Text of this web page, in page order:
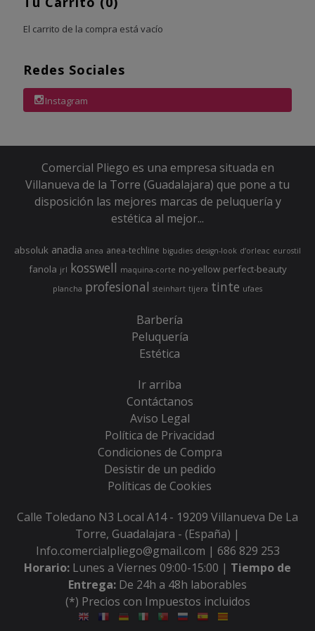
El carrito de la compra está vacío
Redes Sociales
Instagram
Comercial Pliego es una empresa situada en
Villanueva de la Torre (Guadalajara) que pone a tu
disposición las mejores marcas de peluquería y
estética al mejor...
absoluk anadia anea anea-techline bigudies design-look d’orleac eurostil
fanola jrl kosswell maquina-corte no-yellow perfect-beauty
plancha profesional steinhart tijera tinte ufaes
Barbería
Peluquería
Estética
Ir arriba
Contáctanos
Aviso Legal
Política de Privacidad
Condiciones de Compra
Desistir de un pedido
Políticas de Cookies
Calle Toledano N3 Local A14 - 19209 Villanueva De La
Torre, Guadalajara - (España) |
Info.comercialpliego@gmail.com | 686 829 253
Horario: Lunes a Viernes 09:00-15:00 | Tiempo de
Entrega: De 24h a 48h laborables
(*) Precios con Impuestos incluidos